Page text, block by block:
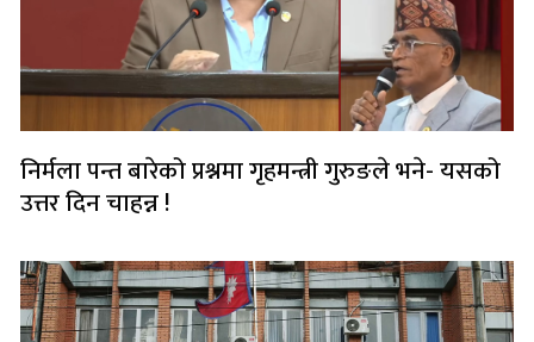
निर्मला पन्त बारेको प्रश्नमा गृहमन्त्री गुरुङले भने- यसको
उत्तर दिन चाहन्न !